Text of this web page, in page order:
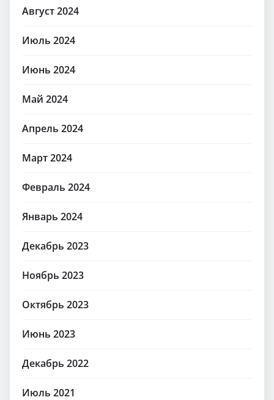
Август 2024
Июль 2024
Июнь 2024
Май 2024
Апрель 2024
Март 2024
Февраль 2024
Январь 2024
Декабрь 2023
Ноябрь 2023
Октябрь 2023
Июнь 2023
Декабрь 2022
Июль 2021